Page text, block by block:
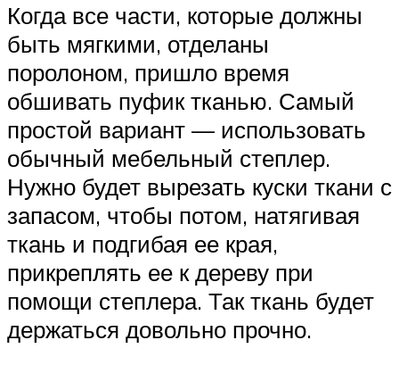
Когда все части, которые должны
быть мягкими, отделаны
поролоном, пришло время
обшивать пуфик тканью. Самый
простой вариант — использовать
обычный мебельный степлер.
Нужно будет вырезать куски ткани с
запасом, чтобы потом, натягивая
ткань и подгибая ее края,
прикреплять ее к дереву при
помощи степлера. Так ткань будет
держаться довольно прочно.